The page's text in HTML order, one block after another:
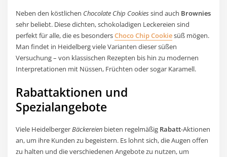
Neben den köstlichen Chocolate Chip Cookiessind auch Brownies
sehr beliebt. Diese dichten, schokoladigen Leckereien sind
perfekt für alle, die es besondersChoco Chip Cookiesüß mögen.
Man findet in Heidelberg viele Varianten dieser süßen
Versuchung – von klassischen Rezepten bis hin zu modernen
Interpretationen mit Nüssen, Früchten oder sogar Karamell.
Rabattaktionen und
Spezialangebote
Viele HeidelbergerBäckereien bieten regelmäßig Rabatt-Aktionen
an, um ihre Kunden zu begeistern. Es lohnt sich, die Augen offen
zu halten und die verschiedenen Angebote zu nutzen, um